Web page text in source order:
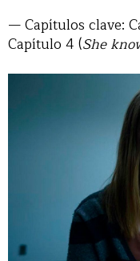
— Capítulos clave:
Capítulo 4 (She